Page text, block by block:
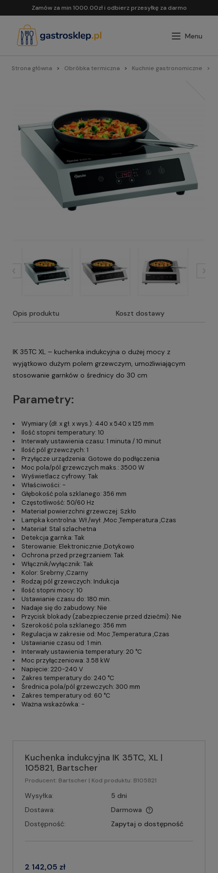
Zamów za min 1000.00zł i odbierz przesyłkę za darmo
Strona główna Obróbka termiczna Kuchnie gastronomiczne
Opis produktu Koszt dostawy
IK 35TC XL – kuchenka indukcyjna o dużej mocy z
wyjątkowo dużym polem grzewczym, umożliwiającym
stosowanie garnków o średnicy do 30 cm
Parametry:
Wymiary (dł. x gł. x wys.): 440 x 540 x 125 mm
Ilość stopni temperatury: 10
Interwały ustawienia czasu: 1 minuta / 10 minut
Ilość pól grzewczych: 1
Przyłącze urządzenia: Gotowe do podłączenia
Moc pola/pól grzewczych maks.: 3500 W
Wyświetlacz cyfrowy: Tak
Właściwości: -
Głębokość pola szklanego: 356 mm
Częstotliwość: 50/60 Hz
Materiał powierzchni grzewczej: Szkło
Lampka kontrolna: Wł./wył. ,Moc ,Temperatura ,Czas
Materiał: Stal szlachetna
Detekcja garnka: Tak
Sterowanie: Elektronicznie ,Dotykowo
Ochrona przed przegrzaniem: Tak
Włącznik/wyłącznik: Tak
Kolor: Srebrny ,Czarny
Rodzaj pól grzewczych: Indukcja
Ilość stopni mocy: 10
Ustawianie czasu do: 180 min.
Nadaje się do zabudowy: Nie
Przycisk blokady (zabezpieczenie przed dziećmi): Nie
Szerokość pola szklanego: 356 mm
Regulacja w zakresie od: Moc ,Temperatura ,Czas
Ustawianie czasu od: 1 min.
Interwały ustawienia temperatury: 20 °C
Moc przyłączeniowa: 3.58 kW
Napięcie: 220-240 V
Zakres temperatury do: 240 °C
Średnica pola/pól grzewczych: 300 mm
Zakres temperatury od: 60 °C
Ważna wskazówka: -
Kuchenka indukcyjna IK 35TC, XL |
105821, Bartscher
Producent: Bartscher | Kod produktu: B105821
Wysyłka:
5 dni
Dostawa:
Darmowa
Dostępność:
Zapytaj o dostępność
2 142,05 zł